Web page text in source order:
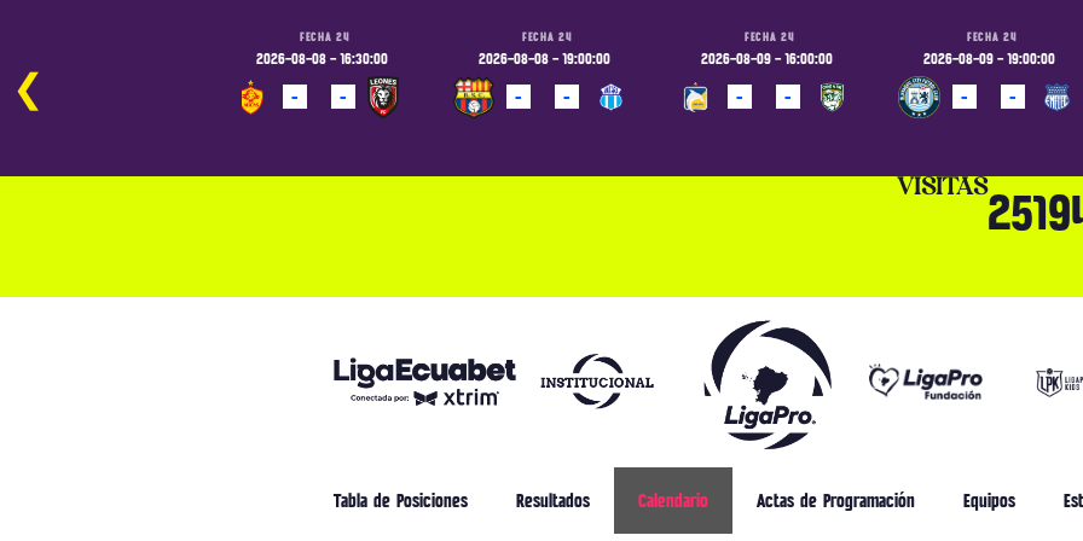
FECHA 24
2026-08-08 - 16:30:00
- -
FECHA 24
2026-08-08 - 19:00:00
- -
FECHA 24
2026-08-09 - 16:00:00
- -
FECHA 24
2026-08-09 - 19:00:00
- -
❮
VISITAS
Tabla de Posiciones Resultados Calendario Actas de Programación Equipos